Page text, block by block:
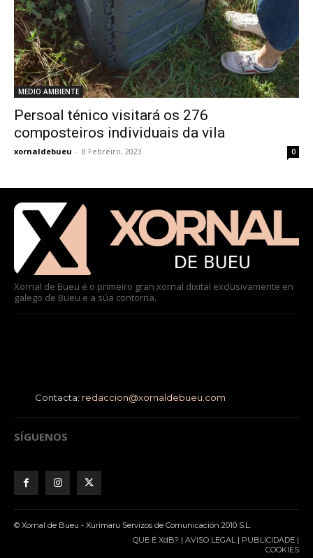
MEDIO AMBIENTE
Persoal ténico visitará os 276
composteiros individuais da vila
xornaldebueu - 8 Febreiro, 2023 0
Xornal de Bueu é o primeiro gran xornal dixital exclusivamente en
galego de Bueu e a súa contorna.
Contacta: redaccion@xornaldebueu.com
SÍGUENOS
© Xornal de Bueu - Xurimaru Servizos de Comunicación 2010 S.L.
QUE É XdB? | AVISO LEGAL| PUBLICIDADE |
COOKIES